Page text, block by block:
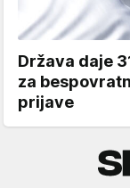
Država daje
za
prijave